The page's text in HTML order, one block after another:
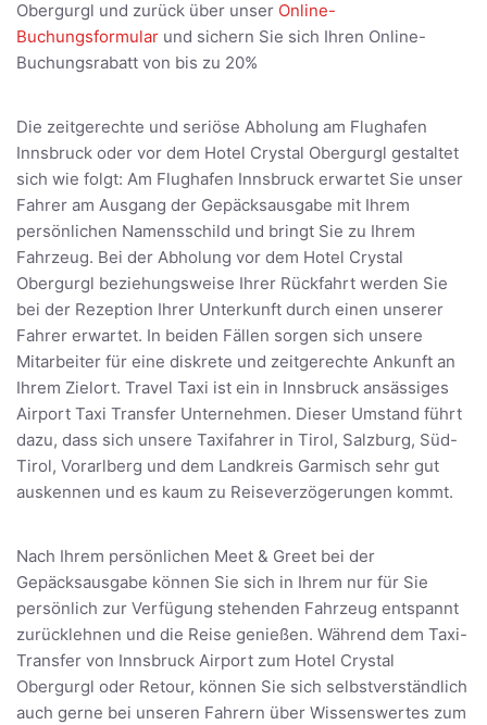
Obergurgl und zurück über unser Online-
Buchungsformular und sichern Sie sich Ihren Online-
Buchungsrabatt von bis zu 20%
Die zeitgerechte und seriöse Abholung am Flughafen
Innsbruck oder vor dem Hotel Crystal Obergurgl gestaltet
sich wie folgt: Am Flughafen Innsbruck erwartet Sie unser
Fahrer am Ausgang der Gepäcksausgabe mit Ihrem
persönlichen Namensschild und bringt Sie zu Ihrem
Fahrzeug. Bei der Abholung vor dem Hotel Crystal
Obergurgl beziehungsweise Ihrer Rückfahrt werden Sie
bei der Rezeption Ihrer Unterkunft durch einen unserer
Fahrer erwartet. In beiden Fällen sorgen sich unsere
Mitarbeiter für eine diskrete und zeitgerechte Ankunft an
Ihrem Zielort. Travel Taxi ist ein in Innsbruck ansässiges
Airport Taxi Transfer Unternehmen. Dieser Umstand führt
dazu, dass sich unsere Taxifahrer in Tirol, Salzburg, Süd-
Tirol, Vorarlberg und dem Landkreis Garmisch sehr gut
auskennen und es kaum zu Reiseverzögerungen kommt.
Nach Ihrem persönlichen Meet & Greet bei der
Gepäcksausgabe können Sie sich in Ihrem nur für Sie
persönlich zur Verfügung stehenden Fahrzeug entspannt
zurücklehnen und die Reise genießen. Während dem Taxi-
Transfer von Innsbruck Airport zum Hotel Crystal
Obergurgl oder Retour, können Sie sich selbstverständlich
auch gerne bei unseren Fahrern über Wissenswertes zum